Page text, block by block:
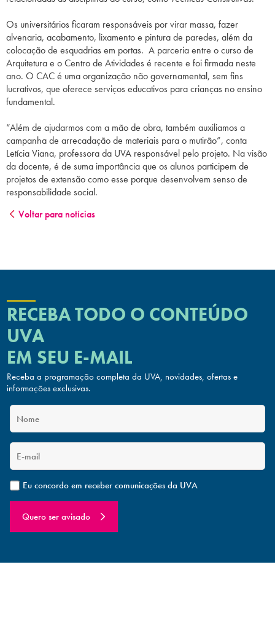
Os universitários ficaram responsáveis por virar massa, fazer
alvenaria, acabamento, lixamento e pintura de paredes, além da
colocação de esquadrias em portas. A parceria entre o curso de
Arquitetura e o Centro de Atividades é recente e foi firmada neste
ano. O CAC é uma organização não governamental, sem fins
lucrativos, que oferece serviços educativos para crianças no ensino
fundamental.
“Além de ajudarmos com a mão de obra, também auxiliamos a
campanha de arrecadação de materiais para o mutirão”, conta
Letícia Viana, professora da UVA responsável pelo projeto. Na visão
da docente, é de suma importância que os alunos participem de
projetos de extensão como esse porque desenvolvem senso de
responsabilidade social.
Voltar para notícias
RECEBA TODO O CONTEÚDO
UVA
EM SEU E-MAIL
Receba a programação completa da UVA, novidades, ofertas e
informações exclusivas.
Eu concordo em receber comunicações da UVA
Quero ser avisado